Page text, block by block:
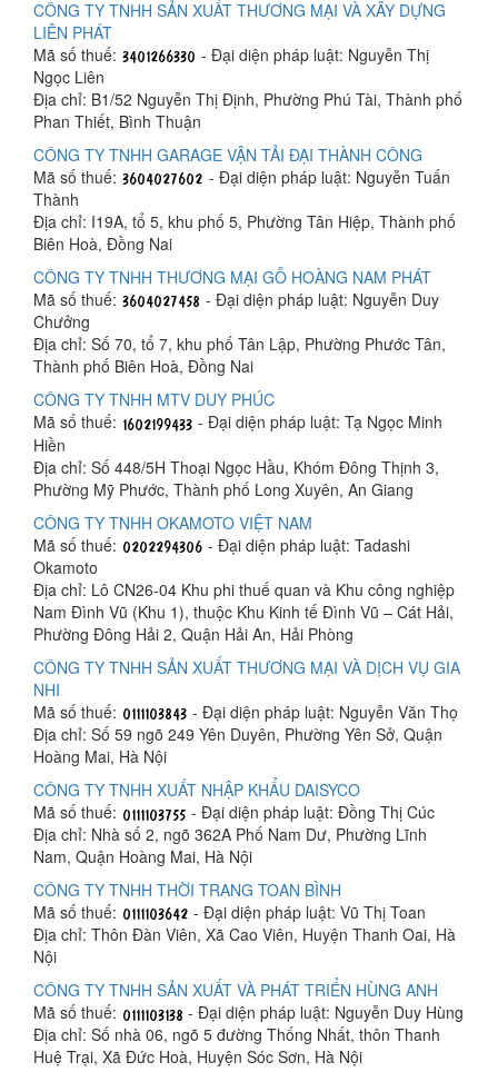
CÔNG TY TNHH SẢN XUẤT THƯƠNG MẠI VÀ XÂY DỰNG
LIÊN PHÁT
Mã số thuế:
- Đại diện pháp luật: Nguyễn Thị
Ngọc Liên
Địa chỉ: B1/52 Nguyễn Thị Định, Phường Phú Tài, Thành phố
Phan Thiết, Bình Thuận
CÔNG TY TNHH GARAGE VẬN TẢI ĐẠI THÀNH CÔNG
Mã số thuế:
- Đại diện pháp luật: Nguyễn Tuấn
Thành
Địa chỉ: I19A, tổ 5, khu phố 5, Phường Tân Hiệp, Thành phố
Biên Hoà, Đồng Nai
CÔNG TY TNHH THƯƠNG MẠI GỖ HOÀNG NAM PHÁT
Mã số thuế:
- Đại diện pháp luật: Nguyễn Duy
Chưởng
Địa chỉ: Số 70, tổ 7, khu phố Tân Lập, Phường Phước Tân,
Thành phố Biên Hoà, Đồng Nai
CÔNG TY TNHH MTV DUY PHÚC
Mã số thuế:
- Đại diện pháp luật: Tạ Ngọc Minh
Hiền
Địa chỉ: Số 448/5H Thoại Ngọc Hầu, Khóm Đông Thịnh 3,
Phường Mỹ Phước, Thành phố Long Xuyên, An Giang
CÔNG TY TNHH OKAMOTO VIỆT NAM
Mã số thuế:
- Đại diện pháp luật: Tadashi
Okamoto
Địa chỉ: Lô CN26-04 Khu phi thuế quan và Khu công nghiệp
Nam Đình Vũ (Khu 1), thuộc Khu Kinh tế Đình Vũ – Cát Hải,
Phường Đông Hải 2, Quận Hải An, Hải Phòng
CÔNG TY TNHH SẢN XUẤT THƯƠNG MẠI VÀ DỊCH VỤ GIA
NHI
Mã số thuế:
- Đại diện pháp luật: Nguyễn Văn Thọ
Địa chỉ: Số 59 ngõ 249 Yên Duyên, Phường Yên Sở, Quận
Hoàng Mai, Hà Nội
CÔNG TY TNHH XUẤT NHẬP KHẨU DAISYCO
Mã số thuế:
- Đại diện pháp luật: Đồng Thị Cúc
Địa chỉ: Nhà số 2, ngõ 362A Phố Nam Dư, Phường Lĩnh
Nam, Quận Hoàng Mai, Hà Nội
CÔNG TY TNHH THỜI TRANG TOAN BÌNH
Mã số thuế:
- Đại diện pháp luật: Vũ Thị Toan
Địa chỉ: Thôn Đàn Viên, Xã Cao Viên, Huyện Thanh Oai, Hà
Nội
CÔNG TY TNHH SẢN XUẤT VÀ PHÁT TRIỂN HÙNG ANH
Mã số thuế:
- Đại diện pháp luật: Nguyễn Duy Hùng
Địa chỉ: Số nhà 06, ngõ 5 đường Thống Nhất, thôn Thanh
Huệ Trại, Xã Đức Hoà, Huyện Sóc Sơn, Hà Nội